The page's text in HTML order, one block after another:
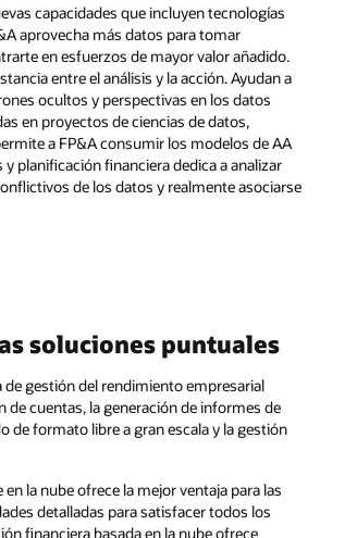
capacidades que incluyen tecnologías
aprovecha más datos para tomar
en esfuerzos de mayor valor añadido.
entre el análisis y la acción. Ayudan a
ocultos y perspectivas en los datos
en proyectos de ciencias de datos,
a FP&A consumir los modelos de AA
planificación financiera dedica a analizar
de los datos y realmente asociarse
soluciones puntuales
gestión del rendimiento empresarial
de cuentas, la generación de informes de
de formato libre a gran escala y la gestión
la nube ofrece la mejor ventaja para las
detalladas para satisfacer todos los
financiera basada en la nube ofrece